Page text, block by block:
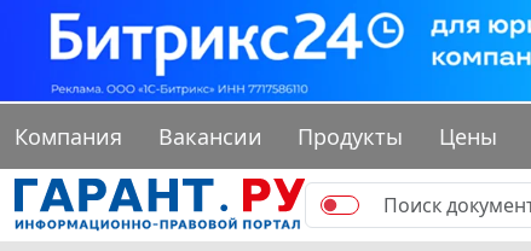
Компания Вакансии Продукты Цены